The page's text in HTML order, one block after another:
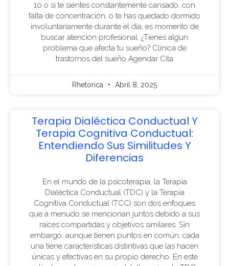
10 o si te sientes constantemente cansado, con
falta de concentración, o te has quedado dormido
involuntariamente durante el día, es momento de
buscar atención profesional. ¿Tienes algun
problema que afecta tu sueño? Clínica de
trastornos del sueño Agendar Cita
Rhetorica Abril 8, 2025
Terapia Dialéctica Conductual Y
Terapia Cognitiva Conductual:
Entendiendo Sus Similitudes Y
Diferencias
En el mundo de la psicoterapia, la Terapia
Dialéctica Conductual (TDC) y la Terapia
Cognitiva Conductual (TCC) son dos enfoques
que a menudo se mencionan juntos debido a sus
raíces compartidas y objetivos similares. Sin
embargo, aunque tienen puntos en común, cada
una tiene características distintivas que las hacen
únicas y efectivas en su propio derecho. En este